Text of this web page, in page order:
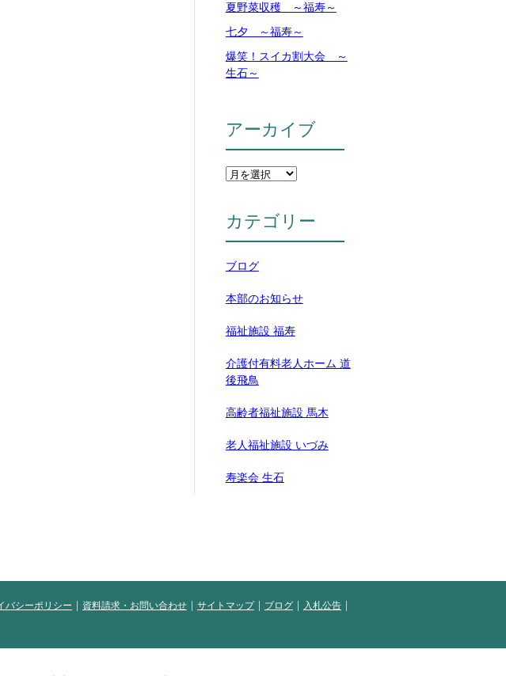
夏野菜収穫 ～福寿～
七夕 ～福寿～
爆笑！スイカ割大会 ～
生石～
アーカイブ
カテゴリー
ブログ
本部のお知らせ
福祉施設 福寿
介護付有料老人ホーム 道
後飛鳥
高齢者福祉施設 馬木
老人福祉施設 いづみ
寿楽会 生石
バシーポリシー 資料請求・お問い合わせ サイトマップ ブログ
入札公告